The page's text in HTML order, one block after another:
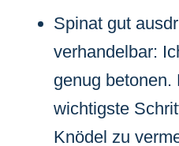
Spinat gut
verhandelbar:
genug betonen.
wichtigste
Knödel zu